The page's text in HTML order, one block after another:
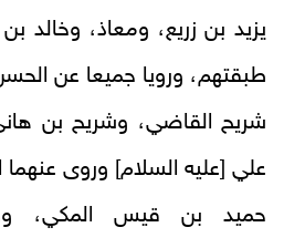
يزيد بن زريع، ومعاذ، وخالد
طبقتهم، ورويا جميعا عن
شريح القاضي، وشريح بن
علي [عليه السلام] وروى عنهما
حميد بن قيس المكي،